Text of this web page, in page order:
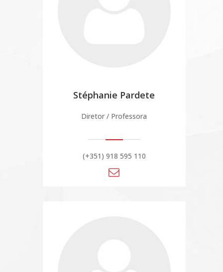
Stéphanie Pardete
Diretor / Professora
(+351) 918 595 110